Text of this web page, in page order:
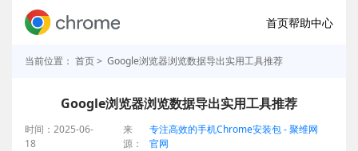
首页帮助中心
当前位置： 首页> Google浏览器浏览数据导出实用工具推荐
Google浏览器浏览数据导出实用工具推荐
时间：2025-06-
18
来
源：
专注高效的手机Chrome安装包 - 聚维网
官网